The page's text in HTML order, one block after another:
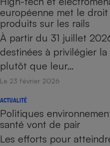
européenne met le
produits sur les rails
À partir du 31 juillet
destinées à privilégier
plutôt que leur…
Le 23 février 2026
ACTUALITÉ
Politiques
santé vont de pair
Les efforts pour